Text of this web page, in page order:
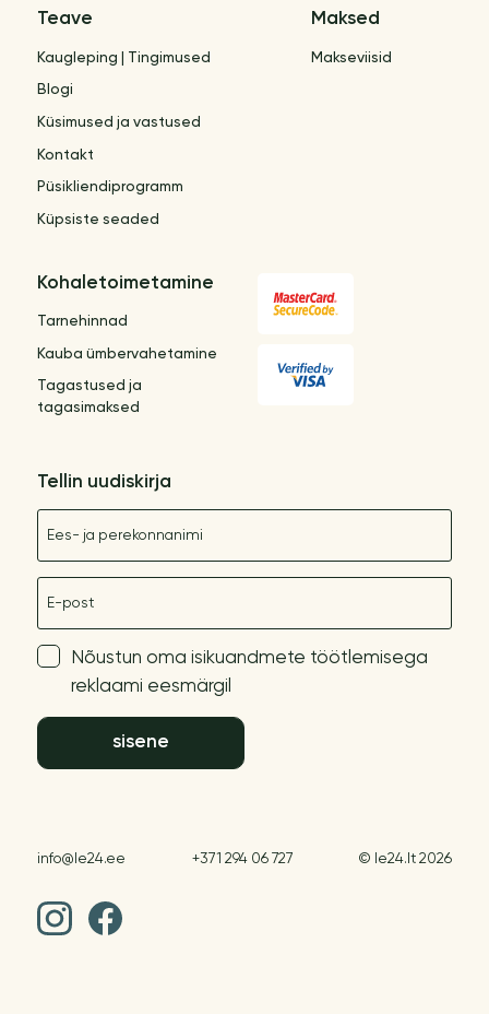
Teave
Kaugleping | Tingimused
Blogi
Küsimused ja vastused
Kontakt
Püsikliendiprogramm
Küpsiste seaded
Maksed
Makseviisid
Kohaletoimetamine
Tarnehinnad
Kauba ümbervahetamine
Tagastused ja
tagasimaksed
Tellin uudiskirja
Nõustun oma isikuandmete töötlemisega
reklaami eesmärgil
sisene
info@le24.ee +371 294 06 727 © le24.lt 2026